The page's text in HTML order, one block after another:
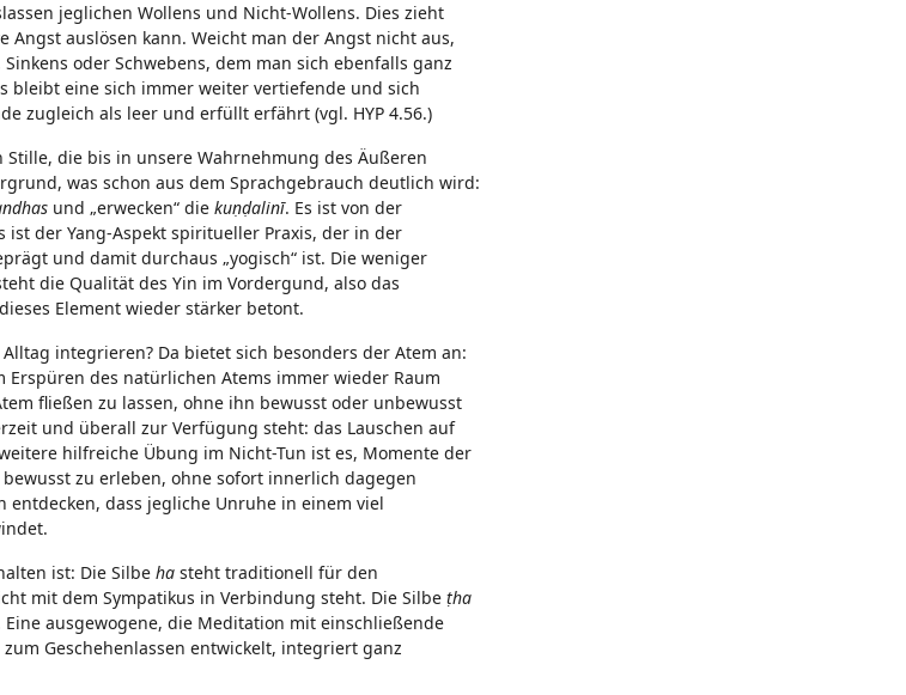
jeglichen Wollens und Nicht-Wollens. Dies zieht
auslösen kann. Weicht man der Angst nicht aus,
oder Schwebens, dem man sich ebenfalls ganz
bleibt eine sich immer weiter vertiefende und sich
zugleich als leer und erfüllt erfährt (vgl. HYP 4.56.)
die bis in unsere Wahrnehmung des Äußeren
was schon aus dem Sprachgebrauch deutlich wird:
und „erwecken“ die kuṇḍalinī. Es ist von der
ist der Yang-Aspekt spiritueller Praxis, der in der
und damit durchaus „yogisch“ ist. Die weniger
die Qualität des Yin im Vordergund, also das
Element wieder stärker betont.
integrieren? Da bietet sich besonders der Atem an:
des natürlichen Atems immer wieder Raum
fließen zu lassen, ohne ihn bewusst oder unbewusst
und überall zur Verfügung steht: das Lauschen auf
hilfreiche Übung im Nicht-Tun ist es, Momente der
zu erleben, ohne sofort innerlich dagegen
dass jegliche Unruhe in einem viel
ist: Die Silbe ha steht traditionell für den
mit dem Sympatikus in Verbindung steht. Die Silbe ṭha
ausgewogene, die Meditation mit einschließende
Geschehenlassen entwickelt, integriert ganz